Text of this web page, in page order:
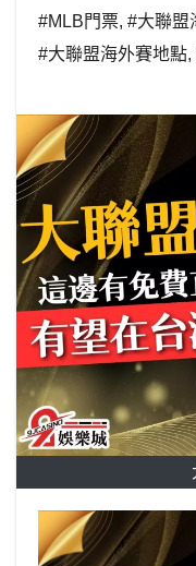
#MLB門票, #大聯盟
#大聯盟海外賽地點,